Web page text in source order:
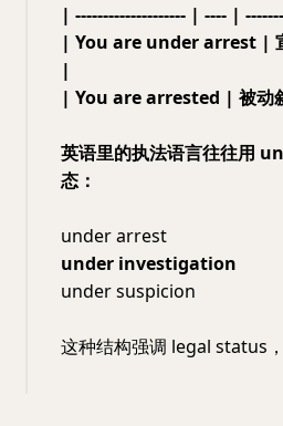
| -------------------- | ---- |
| You are under arrest |
|
| You are arrested | 被动
英语里的执法语言往往用
态：
under arrest
under investigation
under suspicion
这种结构强调 legal status，